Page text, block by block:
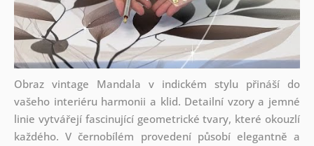
Obraz vintage Mandala v indickém stylu přináší do
vašeho interiéru harmonii a klid. Detailní vzory a jemné
linie vytvářejí fascinující geometrické tvary, které okouzlí
každého. V černobílém provedení působí elegantně a